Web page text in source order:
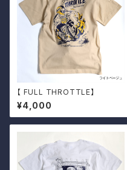
【 FULL THROTTLE】
¥4,000